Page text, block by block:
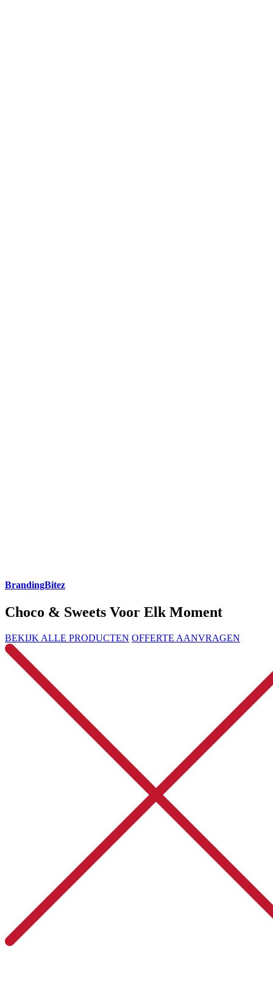
BrandingBitez
Choco & Sweets Voor Elk Moment
BEKIJK ALLE PRODUCTEN OFFERTE AANVRAGEN